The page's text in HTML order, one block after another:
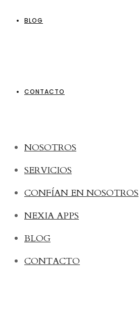
BLOG
CONTACTO
NOSOTROS
SERVICIOS
CONFÍAN EN NOSOTROS
NEXIA APPS
BLOG
CONTACTO